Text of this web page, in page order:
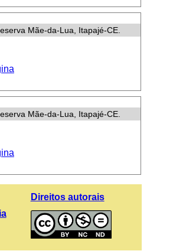
Mãe-da-Lua, Itapajé-CE.
Mãe-da-Lua, Itapajé-CE.
Direitos autorais